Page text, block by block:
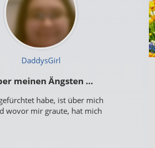
DaddysGirl
meinen Ängsten …
habe, ist über mich
wovor mir graute, hat mich